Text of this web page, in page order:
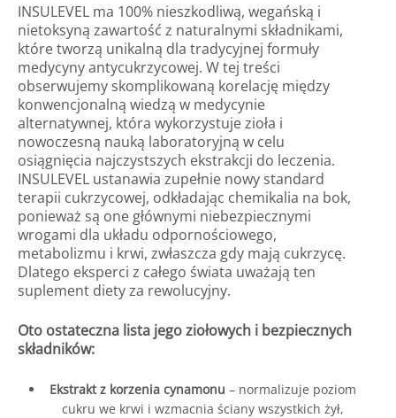
INSULEVEL ma 100% nieszkodliwą, wegańską i
nietoksyną zawartość z naturalnymi składnikami,
które tworzą unikalną dla tradycyjnej formuły
medycyny antycukrzycowej. W tej treści
obserwujemy skomplikowaną korelację między
konwencjonalną wiedzą w medycynie
alternatywnej, która wykorzystuje zioła i
nowoczesną nauką laboratoryjną w celu
osiągnięcia najczystszych ekstrakcji do leczenia.
INSULEVEL ustanawia zupełnie nowy standard
terapii cukrzycowej, odkładając chemikalia na bok,
ponieważ są one głównymi niebezpiecznymi
wrogami dla układu odpornościowego,
metabolizmu i krwi, zwłaszcza gdy mają cukrzycę.
Dlatego eksperci z całego świata uważają ten
suplement diety za rewolucyjny.
Oto ostateczna lista jego ziołowych i bezpiecznych
składników:
Ekstrakt z korzenia cynamonu – normalizuje poziom
cukru we krwi i wzmacnia ściany wszystkich żył,